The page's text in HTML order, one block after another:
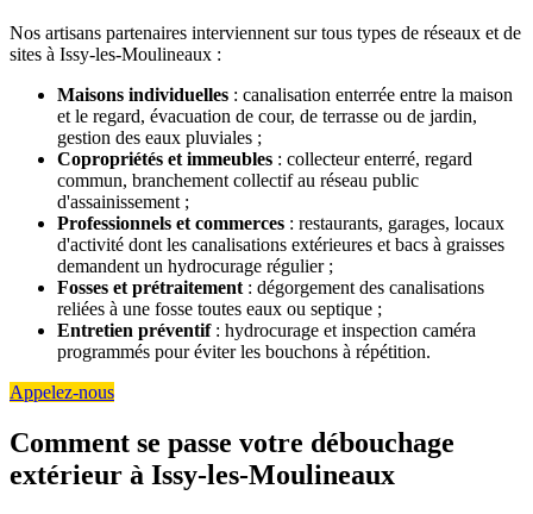
Nos artisans partenaires interviennent sur tous types de réseaux et de
sites à Issy-les-Moulineaux :
Maisons individuelles : canalisation enterrée entre la maison
et le regard, évacuation de cour, de terrasse ou de jardin,
gestion des eaux pluviales ;
Copropriétés et immeubles : collecteur enterré, regard
commun, branchement collectif au réseau public
d'assainissement ;
Professionnels et commerces : restaurants, garages, locaux
d'activité dont les canalisations extérieures et bacs à graisses
demandent un hydrocurage régulier ;
Fosses et prétraitement : dégorgement des canalisations
reliées à une fosse toutes eaux ou septique ;
Entretien préventif: hydrocurage et inspection caméra
programmés pour éviter les bouchons à répétition.
Appelez-nous
Comment se passe votre débouchage
extérieur à Issy-les-Moulineaux